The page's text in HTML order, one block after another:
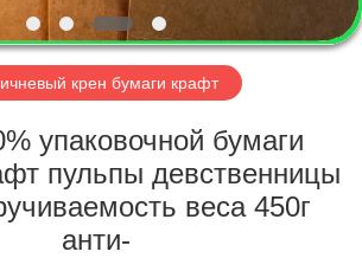
крен бумаги крафт
упаковочной бумаги
пульпы девственницы
веса 450г
анти-